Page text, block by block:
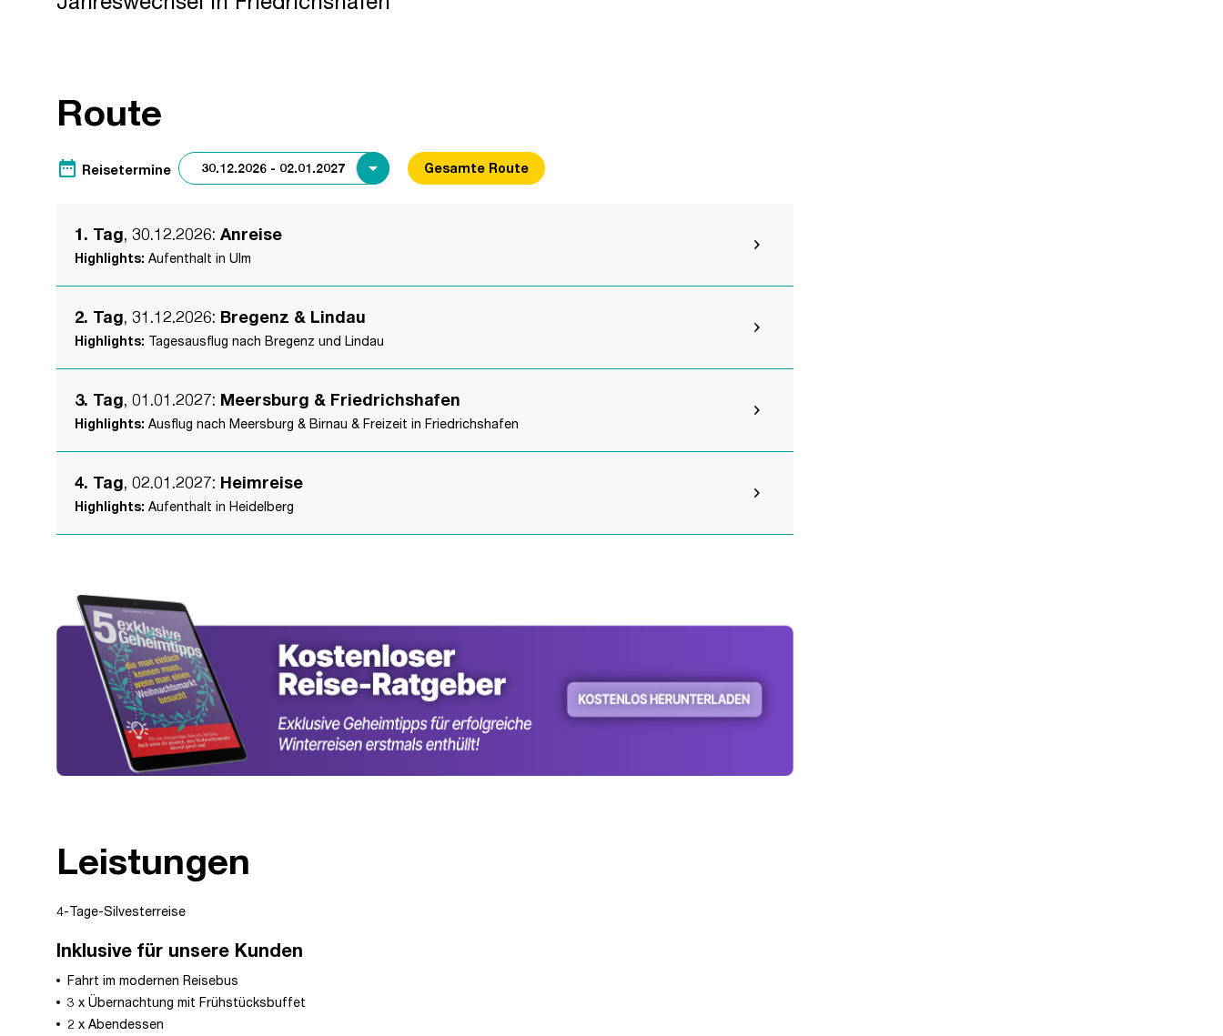
Route
date_range Reisetermine Gesamte Route
1. Tag, 30.12.2026: Anreise
Highlights: Aufenthalt in Ulm
2. Tag, 31.12.2026: Bregenz & Lindau
Highlights: Tagesausflug nach Bregenz und Lindau
3. Tag, 01.01.2027: Meersburg & Friedrichshafen
Highlights: Ausflug nach Meersburg & Birnau & Freizeit in Friedrichshafen
4. Tag, 02.01.2027: Heimreise
Highlights: Aufenthalt in Heidelberg
Leistungen
4-Tage-Silvesterreise
Inklusive für unsere Kunden
Fahrt im modernen Reisebus
3 x Übernachtung mit Frühstücksbuffet
2 x Abendessen